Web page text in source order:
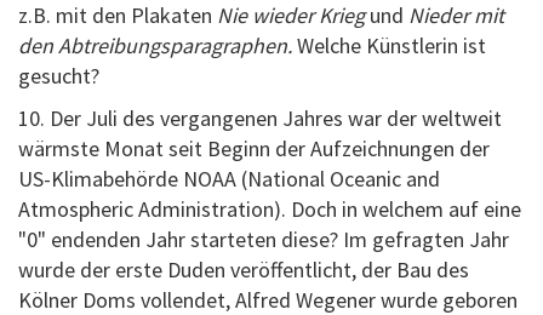
z.B. mit den Plakaten Nie wieder Kriegund Nieder mit
den Abtreibungsparagraphen.Welche Künstlerin ist
gesucht?
10. Der Juli des vergangenen Jahres war der weltweit
wärmste Monat seit Beginn der Aufzeichnungen der
US-Klimabehörde NOAA (National Oceanic and
Atmospheric Administration). Doch in welchem auf eine
"0" endenden Jahr starteten diese? Im gefragten Jahr
wurde der erste Duden veröffentlicht, der Bau des
Kölner Doms vollendet, Alfred Wegener wurde geboren